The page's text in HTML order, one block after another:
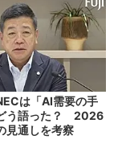
は「AI需要の手
う語った？ 2026
見通しを考察